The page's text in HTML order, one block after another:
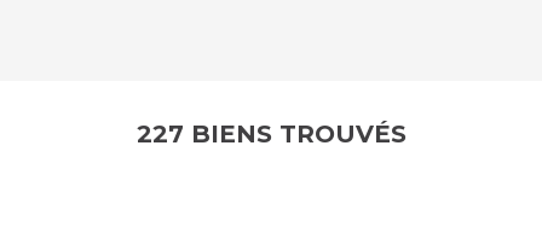
227 BIENS TROUVÉS